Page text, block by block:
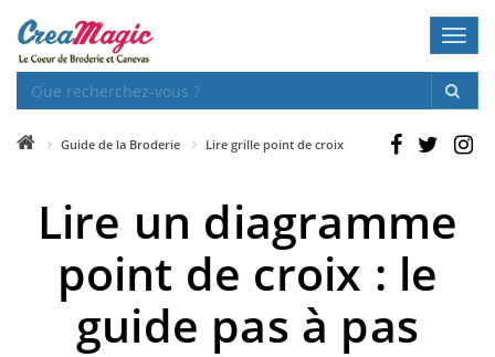
Guide de la Broderie Lire grille point de croix
Lire un diagramme
point de croix : le
guide pas à pas